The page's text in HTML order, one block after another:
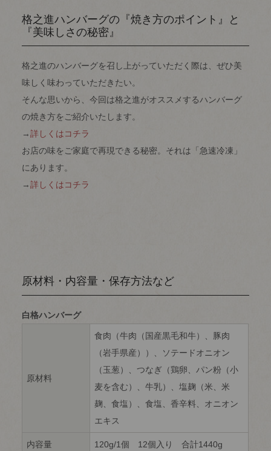
格之進ハンバーグの『焼き方のポイント』と
『美味しさの秘密』
格之進のハンバーグを召し上がっていただく際は、ぜひ美
味しく味わっていただきたい。
そんな思いから、今回は格之進がオススメするハンバーグ
の焼き方をご紹介いたします。
→詳しくはコチラ
お店の味をご家庭で再現できる秘密。それは「急速冷凍」
にあります。
→詳しくはコチラ
原材料・内容量・保存方法など
白格ハンバーグ
原材料
食肉（牛肉（国産黒毛和牛）、豚肉
（岩手県産））、ソテードオニオン
（玉葱）、つなぎ（鶏卵、パン粉（小
麦を含む）、牛乳）、塩麹（米、米
麹、食塩）、食塩、香辛料、オニオン
エキス
内容量 120g/1個 12個入り 合計1440g